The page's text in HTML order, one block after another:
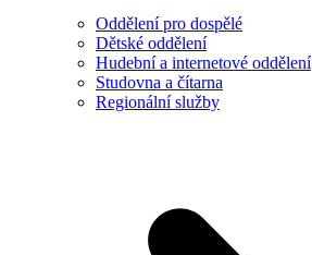
Oddělení pro dospělé
Dětské oddělení
Hudební a internetové oddělení
Studovna a čítarna
Regionální služby